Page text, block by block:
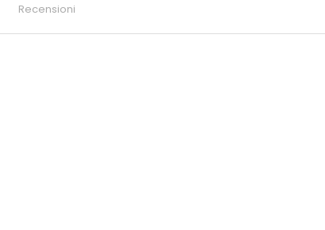
Recensioni